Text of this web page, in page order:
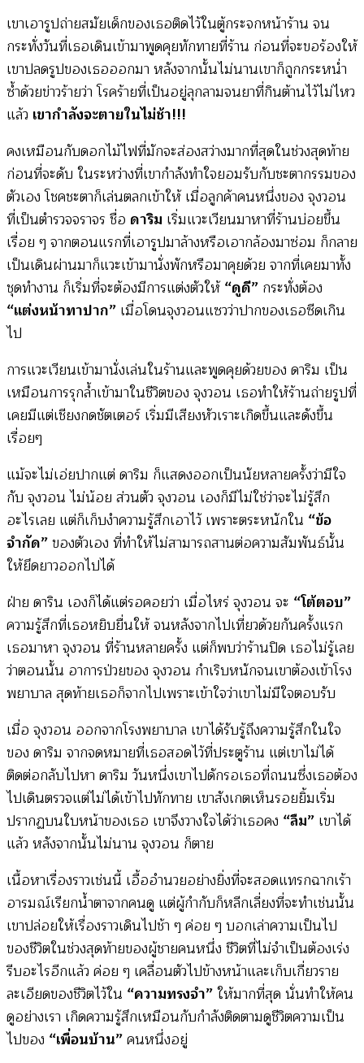
เขาเอารูปถ่ายสมัยเด็กของเธอติดไว้ในตู้กระจกหน้าร้าน จน
กระทั่งวันที่เธอเดินเข้ามาพูดคุยทักทายที่ร้าน ก่อนที่จะขอร้องให้
เขาปลดรูปของเธอออกมา หลังจากนั้นไม่นานเขาก็ถูกกระหน่ำ
ซ้ำด้วยข่าวร้ายว่า โรคร้ายที่เป็นอยู่ลุกลามจนยาที่กินต้านไว้ไม่ไหว
แล้ว เขากำลังจะตายในไม่ช้า!!!
คงเหมือนกับดอกไม้ไฟที่มักจะส่องสว่างมากที่สุดในช่วงสุดท้าย
ก่อนที่จะดับ ในระหว่างที่เขากำลังทำใจยอมรับกับชะตากรรมของ
ตัวเอง โชคชะตาก็เล่นตลกเข้าให้ เมื่อลูกค้าคนหนึ่งของ จุงวอน
ที่เป็นตำรวจจราจร ชื่อ ดาริม เริ่มแวะเวียนมาหาที่ร้านบ่อยขึ้น
เรื่อย ๆ จากตอนแรกที่เอารูปมาล้างหรือเอากล้องมาซ่อม ก็กลาย
เป็นเดินผ่านมาก็แวะเข้ามานั่งพักหรือมาคุยด้วย จากที่เคยมาทั้ง
ชุดทำงาน ก็เริ่มที่จะต้องมีการแต่งตัวให้“ดูดี” กระทั่งต้อง
“แต่งหน้าทาปาก” เมื่อโดนจุงวอนแซวว่าปากของเธอซีดเกิน
ไป
การแวะเวียนเข้ามานั่งเล่นในร้านและพูดคุยด้วยของ ดาริม เป็น
เหมือนการรุกล้ำเข้ามาในชีวิตของ จุงวอน เธอทำให้ร้านถ่ายรูปที่
เคยมีแต่เชียงกดชัตเตอร์ เริ่มมีเสียงหัวเราะเกิดขึ้นและดังขึ้น
เรื่อยๆ
แม้จะไม่เอ่ยปากแต่ ดาริม ก็แสดงออกเป็นนัยหลายครั้งว่ามีใจ
กับ จุงวอน ไม่น้อย ส่วนตัว จุงวอน เองก็มีไม่ใช่ว่าจะไม่รู้สึก
อะไรเลย แต่ก็เก็บงำความรู้สึกเอาไว้ เพราะตระหนักใน “ข้อ
จำกัด”ของตัวเอง ที่ทำให้ไม่สามารถสานต่อความสัมพันธ์นั้น
ให้ยึดยาวออกไปได้
ฝ่าย ดาริน เองก็ได้แต่รอคอยว่า เมื่อไหร่ จุงวอน จะ “โต้ตอบ”
ความรู้สึกที่เธอหยิบยื่นให้ จนหลังจากไปเที่ยวด้วยกันครั้งแรก
เธอมาหา จุงวอน ที่ร้านหลายครั้ง แต่ก็พบว่าร้านปิด เธอไม่รู้เลย
ว่าตอนนั้น อาการป่วยของ จุงวอน กำเริบหนักจนเขาต้องเข้าโรง
พยาบาล สุดท้ายเธอก็จากไปเพราะเข้าใจว่าเขาไม่มีใจตอบรับ
เมื่อ จุงวอน ออกจากโรงพยาบาล เขาได้รับรู้ถึงความรู้สึกในใจ
ของ ดาริม จากจดหมายที่เธอสอดไว้ที่ประตูร้าน แต่เขาไม่ได้
ติดต่อกลับไปหา ดาริม วันหนึ่งเขาไปดักรอเธอที่ถนนซึ่งเธอต้อง
ไปเดินตรวจแต่ไม่ได้เข้าไปทักทาย เขาสังเกตเห็นรอยยิ้มเริ่ม
ปรากฏบนใบหน้าของเธอ เขาจึงวางใจได้ว่าเธอคง “ลืม” เขาได้
แล้ว หลังจากนั้นไม่นาน จุงวอน ก็ตาย
เนื้อหาเรื่องราวเช่นนี้ เอื้ออำนวยอย่างยิ่งที่จะสอดแทรกฉากเร้า
อารมณ์เรียกน้ำตาจากคนดู แต่ผู้กำกับก็หลีกเลี่ยงที่จะทำเช่นนั้น
เขาปล่อยให้เรื่องราวเดินไปช้า ๆ ค่อย ๆ บอกเล่าความเป็นไป
ของชีวิตในช่วงสุดท้ายของผู้ชายคนหนึ่ง ชีวิตที่ไม่จำเป็นต้องเร่ง
รีบอะไรอีกแล้ว ค่อย ๆ เคลื่อนตัวไปข้างหน้าและเก็บเกื่ยวราย
ละเอียดของชีวิตไว้ใน “ความทรงจำ”ให้มากที่สุด นั่นทำให้คน
ดูอย่างเรา เกิดความรู้สึกเหมือนกับกำลังติดตามดูชีวิตความเป็น
ไปของ “เพื่อนบ้าน”คนหนึ่งอยู่